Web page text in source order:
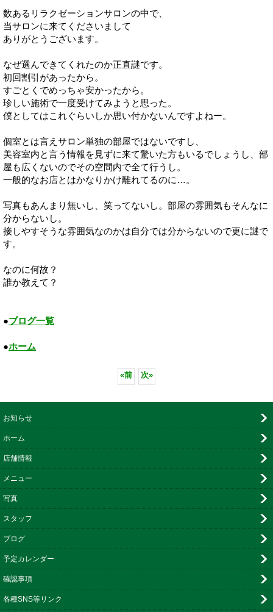
数あるリラクゼーションサロンの中で、
当サロンに来てくださいまして
ありがとうございます。
なぜ選んできてくれたのか正直謎です。
初回割引があったから。
すごとくでめっちゃ安かったから。
珍しい施術で一度受けてみようと思った。
僕としてはこれぐらいしか思い付かないんですよねー。
個室とは言えサロン単独の部屋ではないですし、
美容室内と言う情報を見ずに来て驚いた方もいるでしょうし、部
屋も広くないのでその空間内で全て行うし。
一般的なお店とはかなりかけ離れてるのに…。
写真もあんまり無いし、笑ってないし。部屋の雰囲気もそんなに
分からないし。
接しやすそうな雰囲気なのかは自分では分からないので更に謎で
す。
なのに何故？
誰か教えて？
●ブログ一覧
●ホーム
«前 次»
お知らせ
ホーム
店舗情報
メニュー
写真
スタッフ
ブログ
予定カレンダー
確認事項
各種SNS等リンク